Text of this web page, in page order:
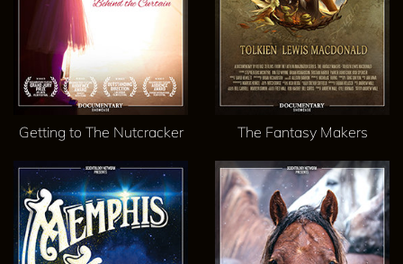
Getting to The Nutcracker The Fantasy Makers